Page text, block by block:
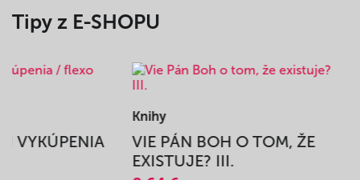
Tipy z E-SHOPU
VYKÚPENIA
Knihy
VIE PÁN BOH O TOM, ŽE
EXISTUJE? III.